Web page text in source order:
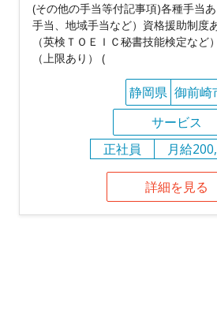
(その他の手当等付記事項)各種手当
手当、地域手当など）資格援助制度
（英検ＴＯＥＩＣ秘書技能検定など
（上限あり） (
静岡県 御前崎
サービス
正社員
月給
詳細を見る